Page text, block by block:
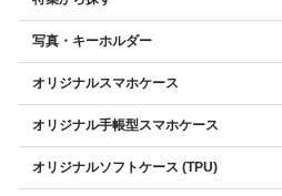
写真・キーホルダー
オリジナルスマホケース
オリジナル手帳型スマホケース
オリジナルソフトケース (TPU)